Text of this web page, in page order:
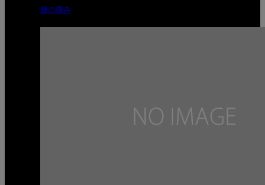
膝の痛み